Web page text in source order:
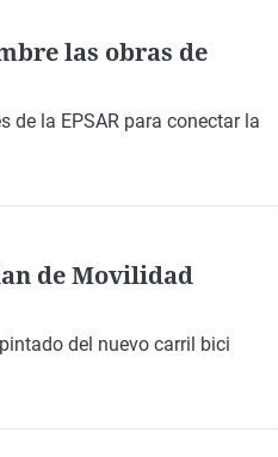
las obras de
de la EPSAR para conectar la
de Movilidad
del nuevo carril bici